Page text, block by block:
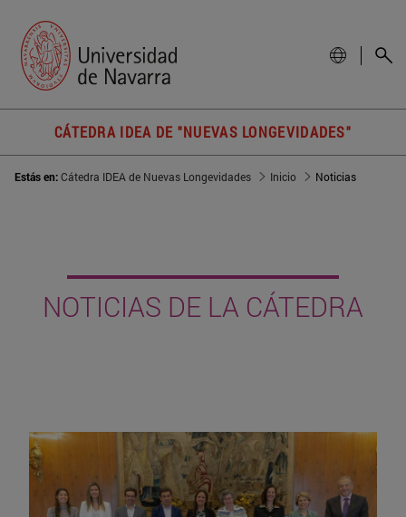
CÁTEDRA IDEA DE "NUEVAS LONGEVIDADES"
Estás en:Cátedra IDEA de Nuevas Longevidades Inicio Noticias
NOTICIAS DE LA CÁTEDRA